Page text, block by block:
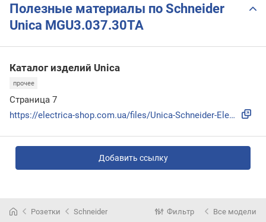
Полезные материалы по Schneider
Unica MGU3.037.30TA
Каталог изделий Unica
прочее
Страница 7
https://electrica-shop.com.ua/files/Unica-Schneider-Electri...
Добавить ссылку
Розетки Schneider Фильтр Все модели